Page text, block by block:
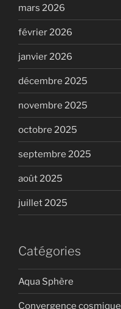
mars 2026
février 2026
janvier 2026
décembre 2025
novembre 2025
octobre 2025
septembre 2025
août 2025
juillet 2025
Catégories
Aqua Sphère
Convergence cosmique